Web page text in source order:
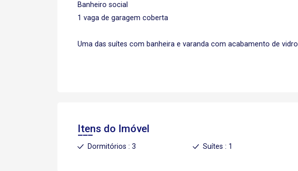
Banheiro social
1 vaga de garagem coberta
Uma das suítes com banheira e varanda com acabamento de vidro
Itens do Imóvel
Dormitórios : 3 Suítes : 1